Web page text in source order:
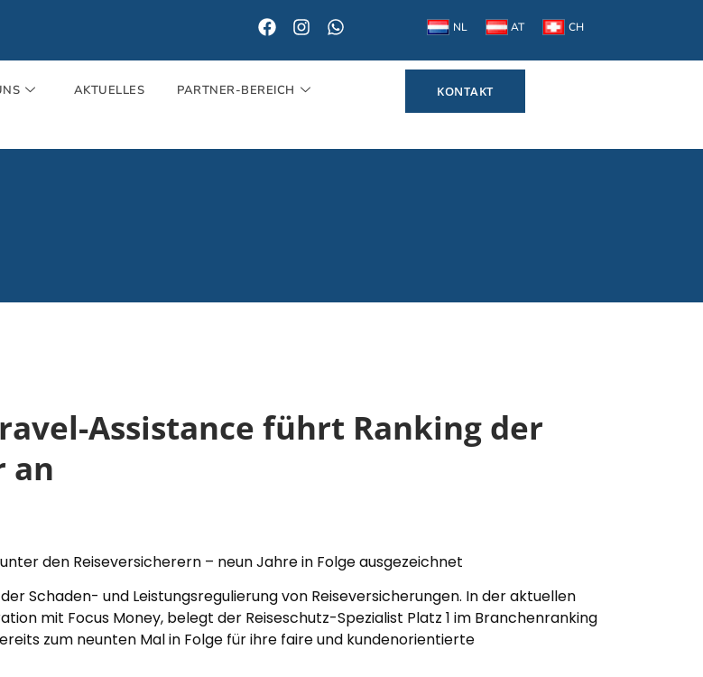
NL AT CH
AKTUELLES PARTNER-BEREICH KONTAKT
Assistance führt Ranking der
an
den Reiseversicherern – neun Jahre in Folge ausgezeichnet
Schaden- und Leistungsregulierung von Reiseversicherungen. In der aktuellen
mit Focus Money, belegt der Reiseschutz-Spezialist Platz 1 im Branchenranking
zum neunten Mal in Folge für ihre faire und kundenorientierte